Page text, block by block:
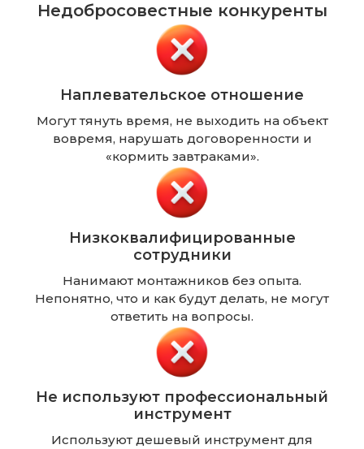
Недобросовестные конкуренты
Наплевательское отношение
Могут тянуть время, не выходить на объект
вовремя, нарушать договоренности и
«кормить завтраками».
Низкоквалифицированные
сотрудники
Нанимают монтажников без опыта.
Непонятно, что и как будут делать, не могут
ответить на вопросы.
Не используют профессиональный
инструмент
Используют дешевый инструмент для